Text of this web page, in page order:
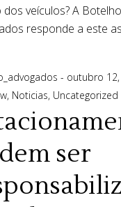
outubro
, Noticias, Uncategorized
ser